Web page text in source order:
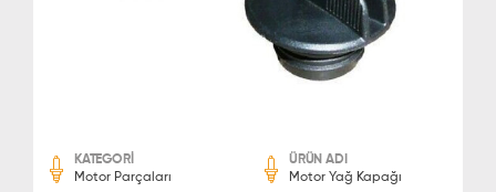
KATEGORİ
Motor Parçaları
ÜRÜN ADI
Motor Yağ Kapağı